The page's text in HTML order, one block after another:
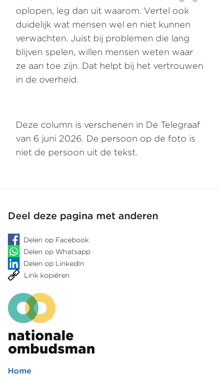
oplopen, leg dan uit waarom. Vertel ook
duidelijk wat mensen wel en niet kunnen
verwachten. Juist bij problemen die lang
blijven spelen, willen mensen weten waar
ze aan toe zijn. Dat helpt bij het vertrouwen
in de overheid.
Deze column is verschenen in De Telegraaf
van 6 juni 2026. De persoon op de foto is
niet de persoon uit de tekst.
Deel deze pagina met anderen
Delen op Facebook
Delen op Whatsapp
Delen op LinkedIn
Link kopiëren
Home